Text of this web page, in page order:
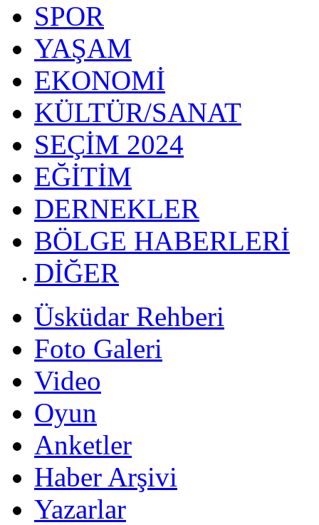
SPOR
YAŞAM
EKONOMİ
KÜLTÜR/SANAT
SEÇİM 2024
EĞİTİM
DERNEKLER
BÖLGE HABERLERİ
DİĞER
Üsküdar Rehberi
Foto Galeri
Video
Oyun
Anketler
Haber Arşivi
Yazarlar